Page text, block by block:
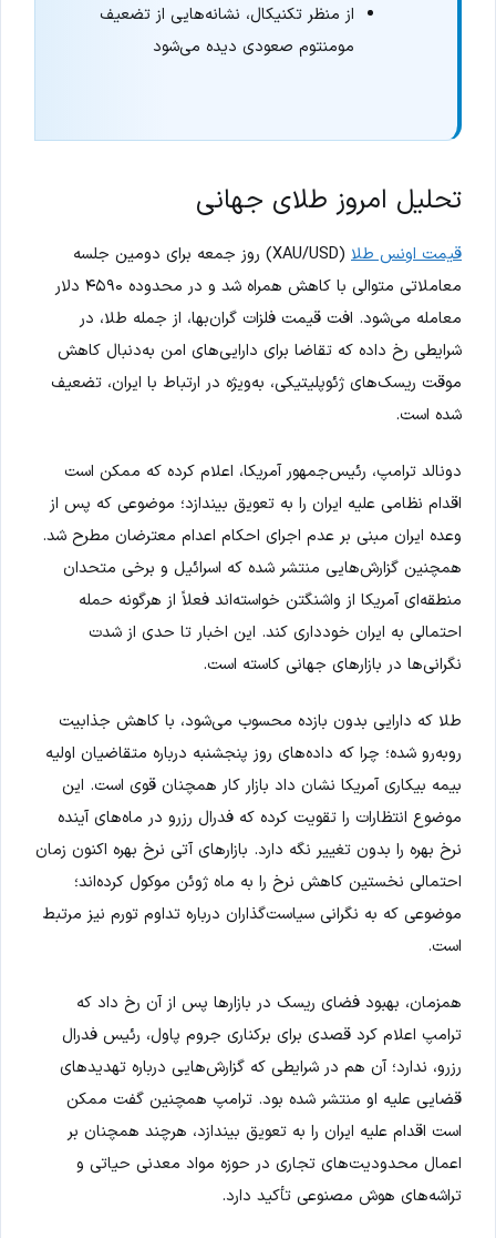
از منظر تکنیکال، نشانه‌هایی از تضعیف
مومنتوم صعودی دیده می‌شود
تحلیل امروز طلای جهانی
قیمت اونس طلا
(XAU/USD) روز جمعه برای دومین جلسه
معاملاتی متوالی با کاهش همراه شد و در محدوده ۴۵۹۰ دلار
معامله می‌شود. افت قیمت فلزات گران‌بها، از جمله طلا، در
شرایطی رخ داده که تقاضا برای دارایی‌های امن به‌دنبال کاهش
موقت ریسک‌های ژئوپلیتیکی، به‌ویژه در ارتباط با ایران، تضعیف
شده است.
دونالد ترامپ، رئیس‌جمهور آمریکا، اعلام کرده که ممکن است
اقدام نظامی علیه ایران را به تعویق بیندازد؛ موضوعی که پس از
وعده ایران مبنی بر عدم اجرای احکام اعدام معترضان مطرح شد.
همچنین گزارش‌هایی منتشر شده که اسرائیل و برخی متحدان
منطقه‌ای آمریکا از واشنگتن خواسته‌اند فعلاً از هرگونه حمله
احتمالی به ایران خودداری کند. این اخبار تا حدی از شدت
نگرانی‌ها در بازارهای جهانی کاسته است.
طلا که دارایی بدون بازده محسوب می‌شود، با کاهش جذابیت
روبه‌رو شده؛ چرا که داده‌های روز پنجشنبه درباره متقاضیان اولیه
بیمه بیکاری آمریکا نشان داد بازار کار همچنان قوی است. این
موضوع انتظارات را تقویت کرده که فدرال رزرو در ماه‌های آینده
نرخ بهره را بدون تغییر نگه دارد. بازارهای آتی نرخ بهره اکنون زمان
احتمالی نخستین کاهش نرخ را به ماه ژوئن موکول کرده‌اند؛
موضوعی که به نگرانی سیاست‌گذاران درباره تداوم تورم نیز مرتبط
است.
همزمان، بهبود فضای ریسک در بازارها پس از آن رخ داد که
ترامپ اعلام کرد قصدی برای برکناری جروم پاول، رئیس فدرال
رزرو، ندارد؛ آن هم در شرایطی که گزارش‌هایی درباره تهدیدهای
قضایی علیه او منتشر شده بود. ترامپ همچنین گفت ممکن
است اقدام علیه ایران را به تعویق بیندازد، هرچند همچنان بر
اعمال محدودیت‌های تجاری در حوزه مواد معدنی حیاتی و
تراشه‌های هوش مصنوعی تأکید دارد.